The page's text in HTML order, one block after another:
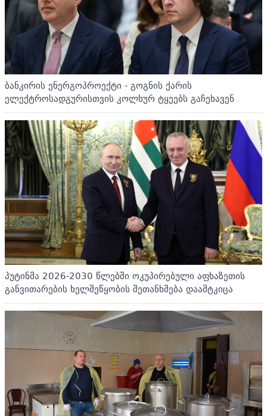
ბანკირის ენერგოპროექტი - გოგნის ქარის
ელექტროსადგურისთვის კოლხურ ტყეებს გაჩეხავენ
პუტინმა 2026-2030 წლებში ოკუპირებული აფხაზეთის
განვითარების ხელშეწყობის შეთანხმება დაამტკიცა